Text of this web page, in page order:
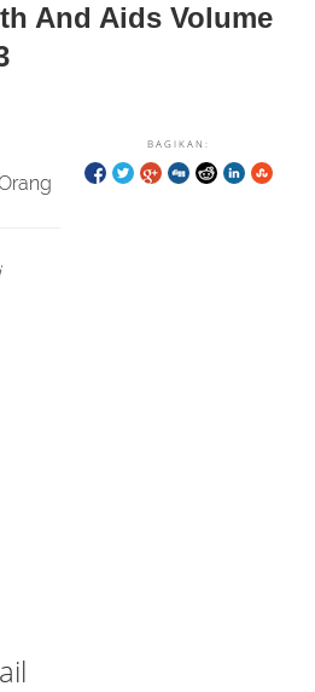
And Aids Volume
BAGIKAN: